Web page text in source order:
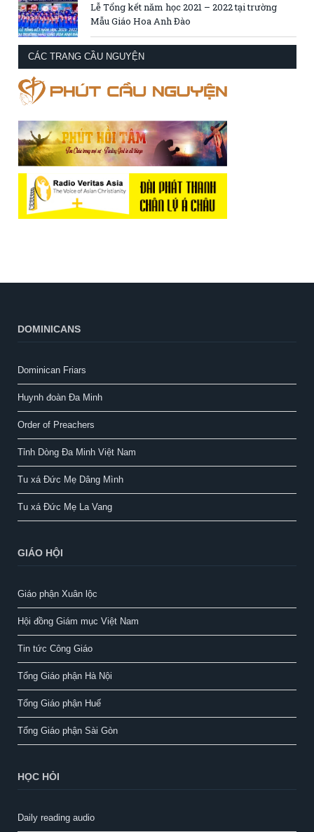
Lễ Tổng kết năm học 2021 – 2022 tại trường
Mẫu Giáo Hoa Anh Đào
CÁC TRANG CẦU NGUYỆN
DOMINICANS
Dominican Friars
Huynh đoàn Đa Minh
Order of Preachers
Tỉnh Dòng Đa Minh Việt Nam
Tu xá Đức Mẹ Dâng Mình
Tu xá Đức Mẹ La Vang
GIÁO HỘI
Giáo phận Xuân lộc
Hội đồng Giám mục Việt Nam
Tin tức Công Giáo
Tổng Giáo phận Hà Nội
Tổng Giáo phận Huế
Tổng Giáo phận Sài Gòn
HỌC HỎI
Daily reading audio